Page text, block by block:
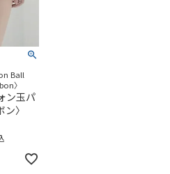
Ball
〉
ン玉パ
〉